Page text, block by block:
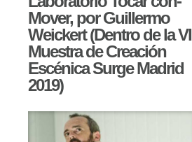
Mover, por Guillermo
Weickert (Dentro de la VI
Muestra de Creación
Escénica Surge Madrid
2019)